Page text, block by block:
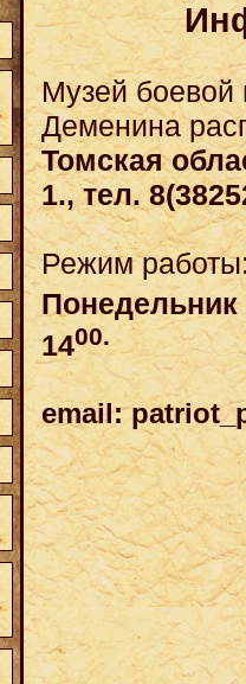
Музей боевой
Деменина
Томская
1., тел.
Режим
Понедельник
1400.
email: